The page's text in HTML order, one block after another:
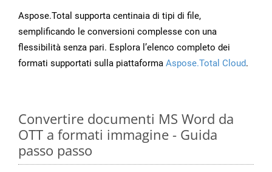
Aspose.Total supporta centinaia di tipi di file,
semplificando le conversioni complesse con una
flessibilità senza pari. Esplora l’elenco completo dei
formati supportati sulla piattaforma Aspose.Total Cloud.
Convertire documenti MS Word da
OTT a formati immagine - Guida
passo passo